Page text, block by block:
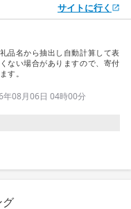
サイトに行く
品名から抽出し自動計算して表
ない場合がありますので、寄付
す。
年08月06日 04時00分
グ